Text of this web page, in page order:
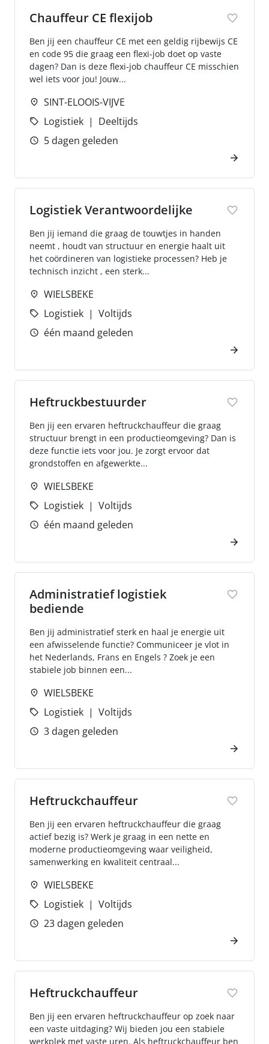
Chauffeur CE flexijob
Ben jij een chauffeur CE met een geldig rijbewijs CE
en code 95 die graag een flexi-job doet op vaste
dagen? Dan is deze flexi-job chauffeur CE misschien
wel iets voor jou! Jouw...
SINT-ELOOIS-VIJVE
Logistiek
Deeltijds
5 dagen geleden
Logistiek Verantwoordelijke
Ben jij iemand die graag de touwtjes in handen
neemt , houdt van structuur en energie haalt uit
het coördineren van logistieke processen? Heb je
technisch inzicht , een sterk...
WIELSBEKE
Logistiek
Voltijds
één maand geleden
Heftruckbestuurder
Ben jij een ervaren heftruckchauffeur die graag
structuur brengt in een productieomgeving? Dan is
deze functie iets voor jou. Je zorgt ervoor dat
grondstoffen en afgewerkte...
WIELSBEKE
Logistiek
Voltijds
één maand geleden
Administratief logistiek
bediende
Ben jij administratief sterk en haal je energie uit
een afwisselende functie? Communiceer je vlot in
het Nederlands, Frans en Engels ? Zoek je een
stabiele job binnen een...
WIELSBEKE
Logistiek
Voltijds
3 dagen geleden
Heftruckchauffeur
Ben jij een ervaren heftruckchauffeur die graag
actief bezig is? Werk je graag in een nette en
moderne productieomgeving waar veiligheid,
samenwerking en kwaliteit centraal...
WIELSBEKE
Logistiek
Voltijds
23 dagen geleden
Heftruckchauffeur
Ben jij een ervaren heftruckchauffeur op zoek naar
een vaste uitdaging? Wij bieden jou een stabiele
werkplek met vaste uren. Als heftruckchauffeur ben